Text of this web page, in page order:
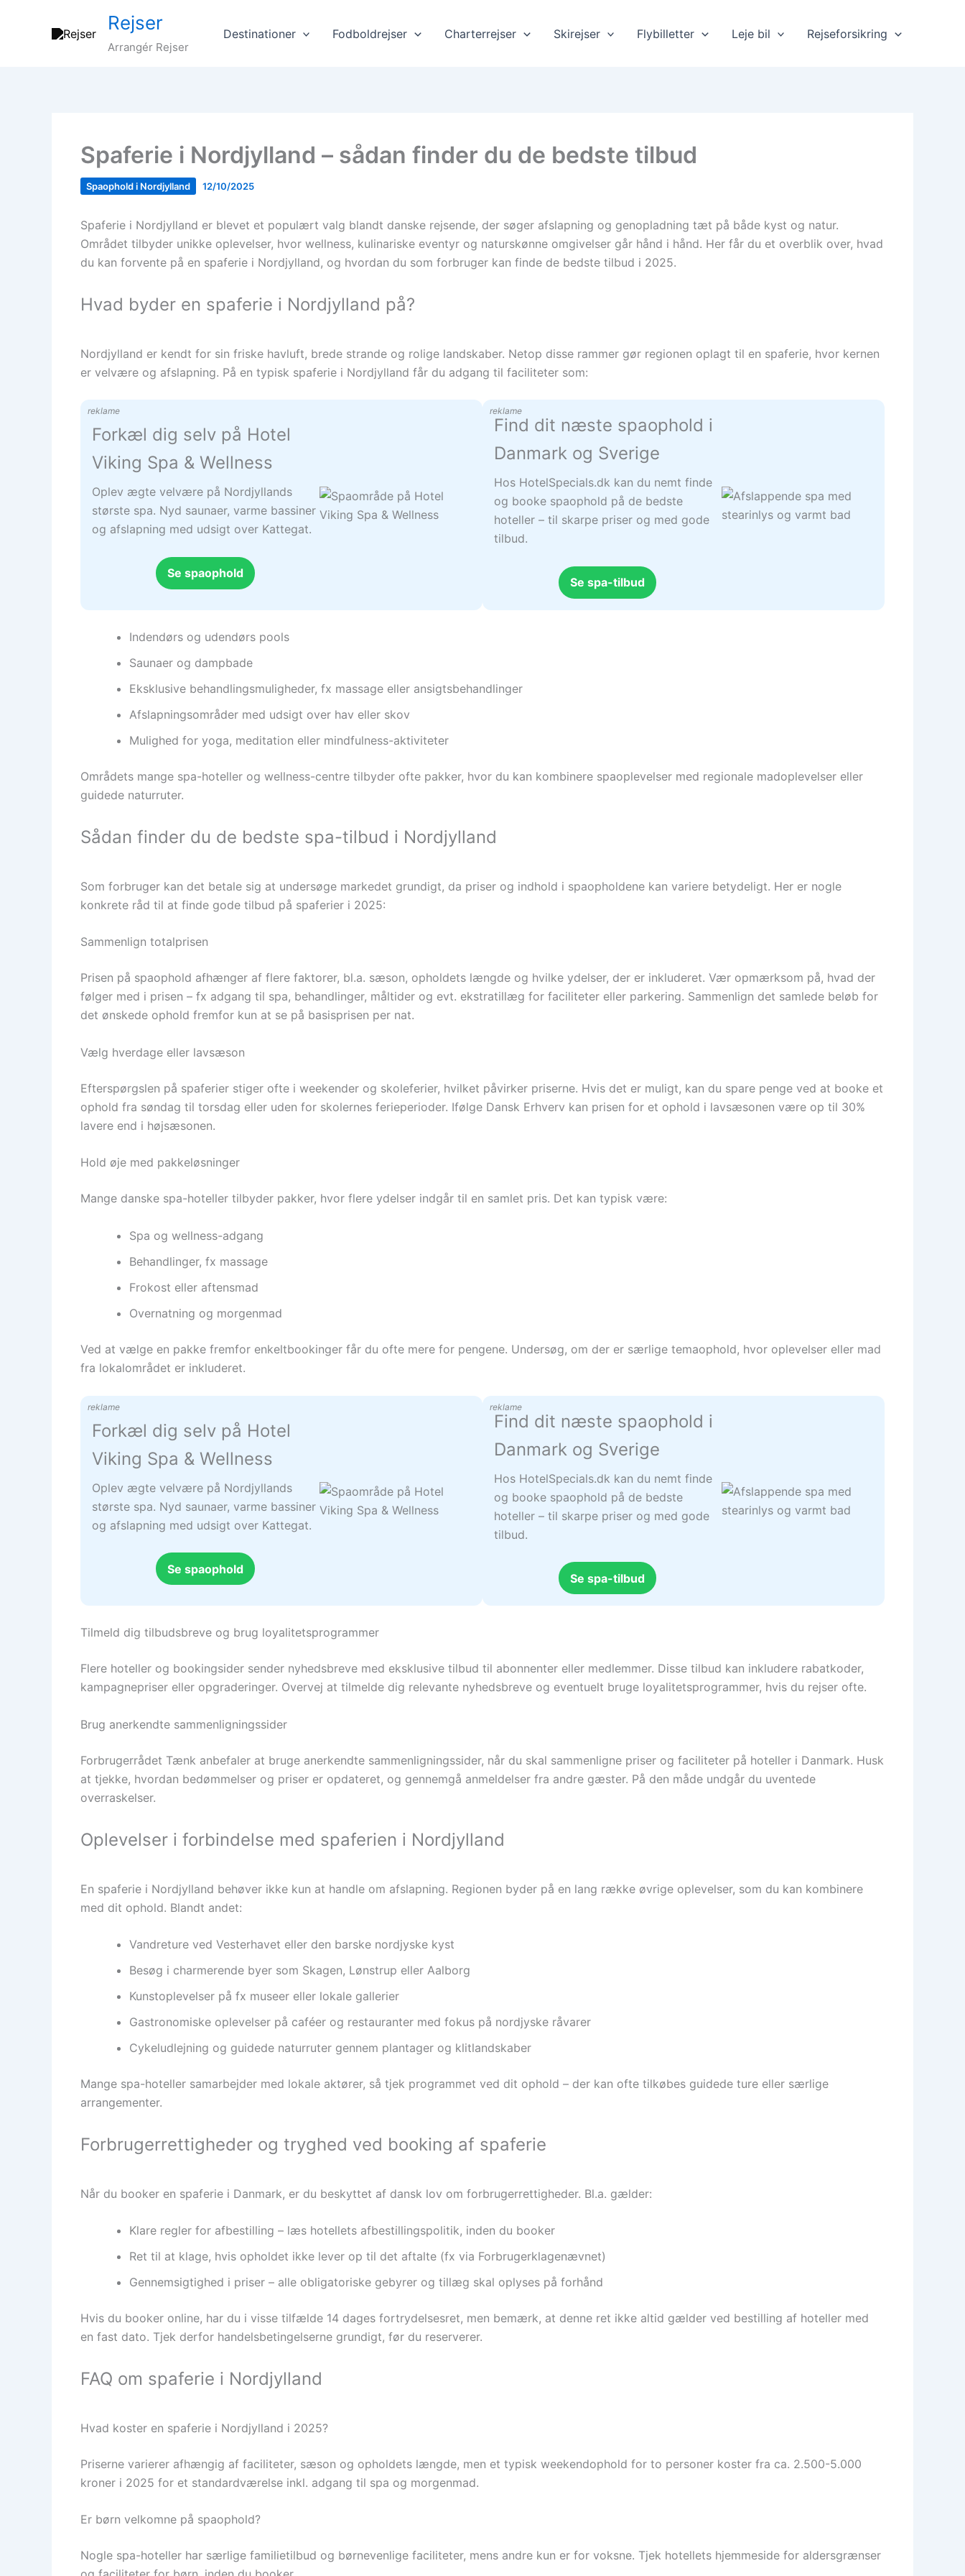
Rejser
Arrangér Rejser
Destinationer Fodboldrejser Charterrejser Skirejser Flybilletter Leje bil Rejseforsikring
Spaferie i Nordjylland – sådan finder du de bedste tilbud
Spaophold i Nordjylland 12/10/2025
Spaferie i Nordjylland er blevet et populært valg blandt danske rejsende, der søger afslapning og genopladning tæt på både kyst og natur.
Området tilbyder unikke oplevelser, hvor wellness, kulinariske eventyr og naturskønne omgivelser går hånd i hånd. Her får du et overblik over, hvad
du kan forvente på en spaferie i Nordjylland, og hvordan du som forbruger kan finde de bedste tilbud i 2025.
Hvad byder en spaferie i Nordjylland på?
Nordjylland er kendt for sin friske havluft, brede strande og rolige landskaber. Netop disse rammer gør regionen oplagt til en spaferie, hvor kernen
er velvære og afslapning. På en typisk spaferie i Nordjylland får du adgang til faciliteter som:
reklame
Forkæl dig selv på Hotel
Viking Spa & Wellness
Oplev ægte velvære på Nordjyllands
største spa. Nyd saunaer, varme bassiner
og afslapning med udsigt over Kattegat.
Se spaophold
reklame
Find dit næste spaophold i
Danmark og Sverige
Hos HotelSpecials.dk kan du nemt finde
og booke spaophold på de bedste
hoteller – til skarpe priser og med gode
tilbud.
Se spa-tilbud
Indendørs og udendørs pools
Saunaer og dampbade
Eksklusive behandlingsmuligheder, fx massage eller ansigtsbehandlinger
Afslapningsområder med udsigt over hav eller skov
Mulighed for yoga, meditation eller mindfulness-aktiviteter
Områdets mange spa-hoteller og wellness-centre tilbyder ofte pakker, hvor du kan kombinere spaoplevelser med regionale madoplevelser eller
guidede naturruter.
Sådan finder du de bedste spa-tilbud i Nordjylland
Som forbruger kan det betale sig at undersøge markedet grundigt, da priser og indhold i spaopholdene kan variere betydeligt. Her er nogle
konkrete råd til at finde gode tilbud på spaferier i 2025:
Sammenlign totalprisen
Prisen på spaophold afhænger af flere faktorer, bl.a. sæson, opholdets længde og hvilke ydelser, der er inkluderet. Vær opmærksom på, hvad der
følger med i prisen – fx adgang til spa, behandlinger, måltider og evt. ekstratillæg for faciliteter eller parkering. Sammenlign det samlede beløb for
det ønskede ophold fremfor kun at se på basisprisen per nat.
Vælg hverdage eller lavsæson
Efterspørgslen på spaferier stiger ofte i weekender og skoleferier, hvilket påvirker priserne. Hvis det er muligt, kan du spare penge ved at booke et
ophold fra søndag til torsdag eller uden for skolernes ferieperioder. Ifølge Dansk Erhverv kan prisen for et ophold i lavsæsonen være op til 30%
lavere end i højsæsonen.
Hold øje med pakkeløsninger
Mange danske spa-hoteller tilbyder pakker, hvor flere ydelser indgår til en samlet pris. Det kan typisk være:
Spa og wellness-adgang
Behandlinger, fx massage
Frokost eller aftensmad
Overnatning og morgenmad
Ved at vælge en pakke fremfor enkeltbookinger får du ofte mere for pengene. Undersøg, om der er særlige temaophold, hvor oplevelser eller mad
fra lokalområdet er inkluderet.
reklame
Forkæl dig selv på Hotel
Viking Spa & Wellness
Oplev ægte velvære på Nordjyllands
største spa. Nyd saunaer, varme bassiner
og afslapning med udsigt over Kattegat.
Se spaophold
reklame
Find dit næste spaophold i
Danmark og Sverige
Hos HotelSpecials.dk kan du nemt finde
og booke spaophold på de bedste
hoteller – til skarpe priser og med gode
tilbud.
Se spa-tilbud
Tilmeld dig tilbudsbreve og brug loyalitetsprogrammer
Flere hoteller og bookingsider sender nyhedsbreve med eksklusive tilbud til abonnenter eller medlemmer. Disse tilbud kan inkludere rabatkoder,
kampagnepriser eller opgraderinger. Overvej at tilmelde dig relevante nyhedsbreve og eventuelt bruge loyalitetsprogrammer, hvis du rejser ofte.
Brug anerkendte sammenligningssider
Forbrugerrådet Tænk anbefaler at bruge anerkendte sammenligningssider, når du skal sammenligne priser og faciliteter på hoteller i Danmark. Husk
at tjekke, hvordan bedømmelser og priser er opdateret, og gennemgå anmeldelser fra andre gæster. På den måde undgår du uventede
overraskelser.
Oplevelser i forbindelse med spaferien i Nordjylland
En spaferie i Nordjylland behøver ikke kun at handle om afslapning. Regionen byder på en lang række øvrige oplevelser, som du kan kombinere
med dit ophold. Blandt andet:
Vandreture ved Vesterhavet eller den barske nordjyske kyst
Besøg i charmerende byer som Skagen, Lønstrup eller Aalborg
Kunstoplevelser på fx museer eller lokale gallerier
Gastronomiske oplevelser på caféer og restauranter med fokus på nordjyske råvarer
Cykeludlejning og guidede naturruter gennem plantager og klitlandskaber
Mange spa-hoteller samarbejder med lokale aktører, så tjek programmet ved dit ophold – der kan ofte tilkøbes guidede ture eller særlige
arrangementer.
Forbrugerrettigheder og tryghed ved booking af spaferie
Når du booker en spaferie i Danmark, er du beskyttet af dansk lov om forbrugerrettigheder. Bl.a. gælder:
Klare regler for afbestilling – læs hotellets afbestillingspolitik, inden du booker
Ret til at klage, hvis opholdet ikke lever op til det aftalte (fx via Forbrugerklagenævnet)
Gennemsigtighed i priser – alle obligatoriske gebyrer og tillæg skal oplyses på forhånd
Hvis du booker online, har du i visse tilfælde 14 dages fortrydelsesret, men bemærk, at denne ret ikke altid gælder ved bestilling af hoteller med
en fast dato. Tjek derfor handelsbetingelserne grundigt, før du reserverer.
FAQ om spaferie i Nordjylland
Hvad koster en spaferie i Nordjylland i 2025?
Priserne varierer afhængig af faciliteter, sæson og opholdets længde, men et typisk weekendophold for to personer koster fra ca. 2.500-5.000
kroner i 2025 for et standardværelse inkl. adgang til spa og morgenmad.
Er børn velkomne på spaophold?
Nogle spa-hoteller har særlige familietilbud og børnevenlige faciliteter, mens andre kun er for voksne. Tjek hotellets hjemmeside for aldersgrænser